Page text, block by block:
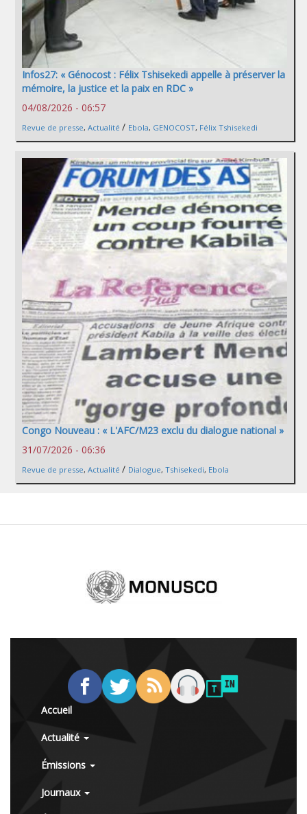
Infos27: « Génocost : Félix Tshisekedi appelle à préserver la
mémoire, la justice et la paix en RDC »
04/08/2026 - 06:57
Revue de presse, Actualité / Ebola, GENOCOST, Félix Tshisekedi
Congo Nouveau : « L'AFC/M23 exclu du dialogue national »
31/07/2026 - 06:36
Revue de presse, Actualité / Dialogue, Tshisekedi, Ebola
Accueil
Actualité
Émissions
Journaux